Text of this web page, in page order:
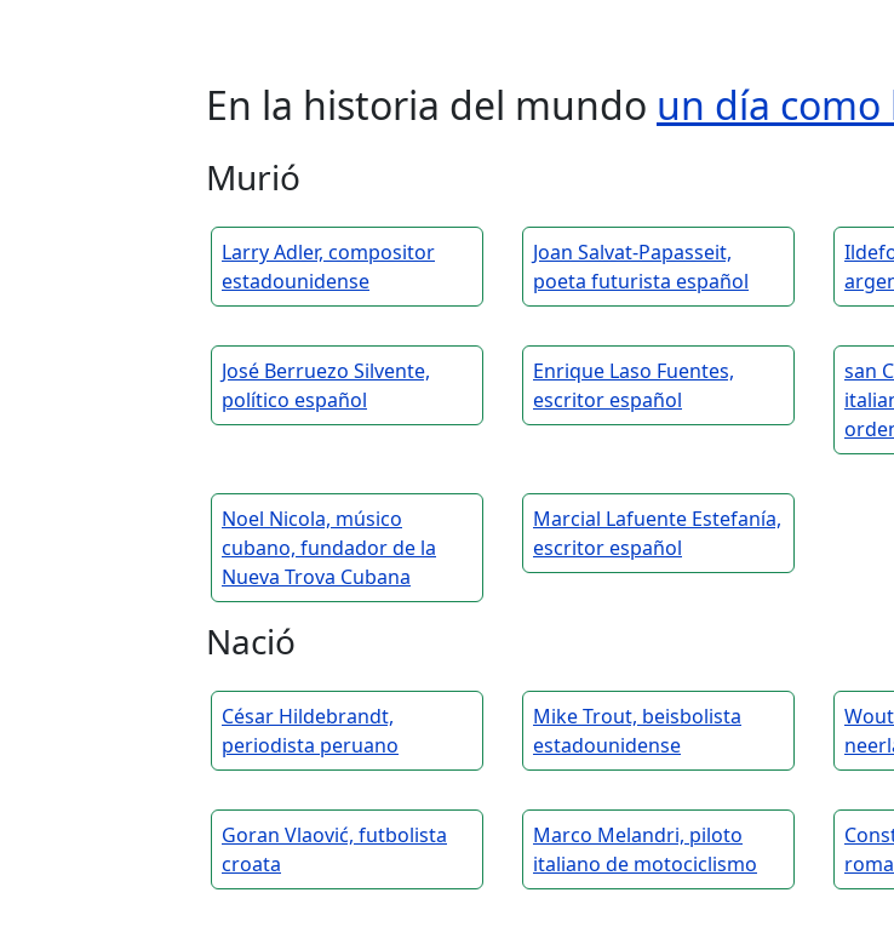
En la historia del mundo un día como
Murió
Larry Adler, compositor
estadounidense
Joan Salvat-Papasseit,
poeta futurista español
José Berruezo Silvente,
político español
Enrique Laso Fuentes,
escritor español
san
Noel Nicola, músico
cubano, fundador de la
Nueva Trova Cubana
Marcial Lafuente Estefanía,
escritor español
Nació
César Hildebrandt,
periodista peruano
Mike Trout, beisbolista
estadounidense
Goran Vlaović, futbolista
croata
Marco Melandri, piloto
italiano de motociclismo